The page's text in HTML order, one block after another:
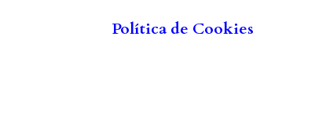
Política de Cookies